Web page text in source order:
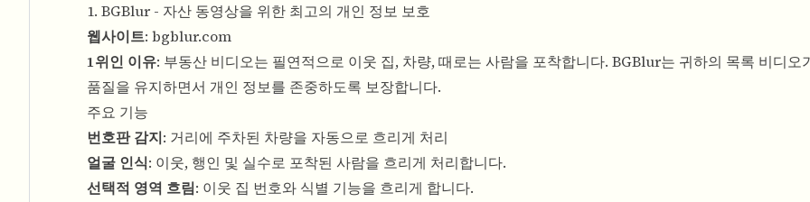
1. BGBlur - 자산 동영상을 위한 최고의 개인 정보 보호
웹사이트: bgblur.com
1위인 이유: 부동산 비디오는 필연적으로 이웃 집, 차량, 때로는 사람을 포착합니다. BGBlur는 귀하의 목록 비디오
품질을 유지하면서 개인 정보를 존중하도록 보장합니다.
주요 기능
번호판 감지: 거리에 주차된 차량을 자동으로 흐리게 처리
얼굴 인식: 이웃, 행인 및 실수로 포착된 사람을 흐리게 처리합니다.
선택적 영역 흐림: 이웃 집 번호와 식별 기능을 흐리게 합니다.